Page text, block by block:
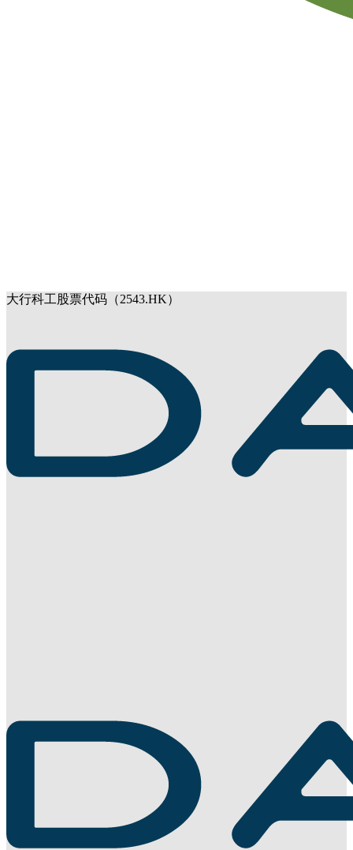
大行科工股票代码（2543.HK）